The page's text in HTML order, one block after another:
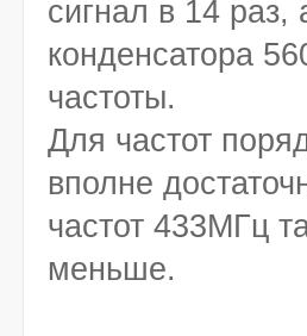
сигнал в 14 раз,
конденсатора
частоты.
Для частот
вполне
частот 433МГц
меньше.